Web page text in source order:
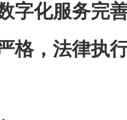
字化服务完
格，法律执